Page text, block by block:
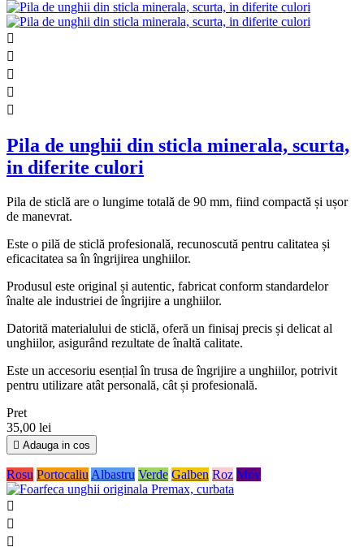





Pila de unghii din sticla minerala, scurta,
in diferite culori
Pila de sticlă are o lungime totală de 90 mm, fiind compactă și ușor
de manevrat.
Este o pilă de sticlă profesională, recunoscută pentru calitatea și
eficacitatea sa în îngrijirea unghiilor.
Produsul este original și autentic, fabricat conform standardelor
înalte ale industriei de îngrijire a unghiilor.
Datorită materialului de sticlă, oferă un finisaj precis și delicat al
unghiilor, asigurând rezultate de înaltă calitate.
Este un accesoriu esențial în trusa de îngrijire a unghiilor, potrivit
pentru utilizare atât personală, cât și profesională.
Pret
35,00 lei
 Adauga in cos
Rosu Portocaliu Albastru Verde Galben Roz Mov


